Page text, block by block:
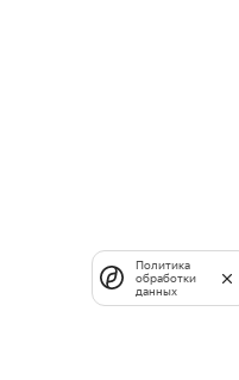
Политика
обработки
данных